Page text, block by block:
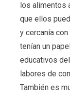
los alimentos
que ellos
y cercanía
tenían un
educativos
labores de
También es